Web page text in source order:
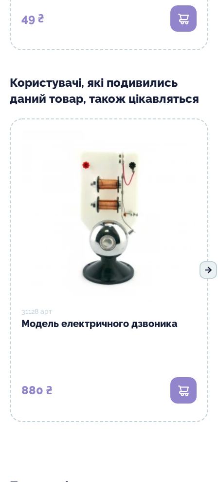
49 ₴ В кошик
Користувачі, які подивились
даний товар, також цікавляться
31128 арт
Модель електричного дзвоника
880 ₴ В кошик